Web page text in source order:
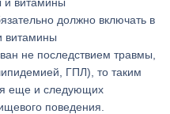
должно включать в
витамины
не последствием травмы,
ГПЛ), то таким
еще и следующих
поведения.